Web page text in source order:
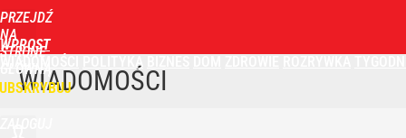
PRZEJDŹ
NA
STRONĘ
GŁÓWNĄ
WPROST
POLITYKA
WIADOMOŚCI